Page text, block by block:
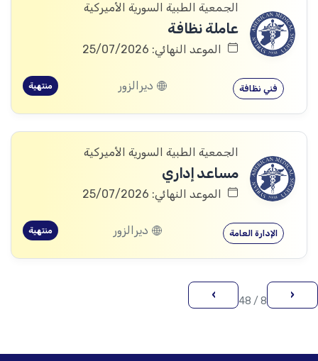
الجمعية الطبية السورية الأميركية
عاملة نظافة
الموعد النهائي: 25/07/2026
فني نظافة ديرالزور منتهية
الجمعية الطبية السورية الأميركية
مساعد إداري
الموعد النهائي: 25/07/2026
الإدارة العامة ديرالزور منتهية
‹
8 / 48
›